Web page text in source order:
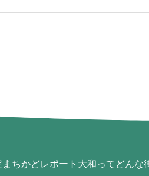
まちかどレポート 大和ってどんな